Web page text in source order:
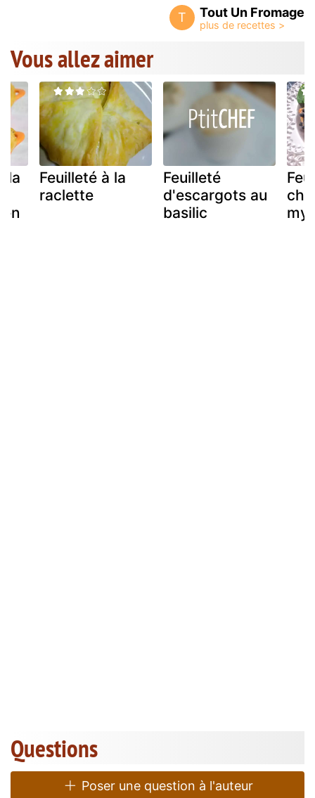
T Tout Un Fromage
Vous allez aimer
la
Feuilleté à la
raclette
Feuilleté
d'escargots au
basilic
Questions
Poser une question à l'auteur